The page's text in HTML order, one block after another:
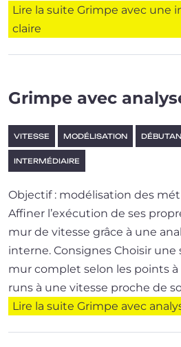
Lire la suite Grimpe avec une
claire
Grimpe avec
VITESSE MODÉLISATION
INTERMÉDIAIRE
Objectif : modélisation des
Affiner l’exé­cu­tion de ses
mur de vitesse grâce à une
interne. Consignes Choisir
mur com­plet selon les points à
runs à une vitesse proche de
Lire la suite Grimpe avec